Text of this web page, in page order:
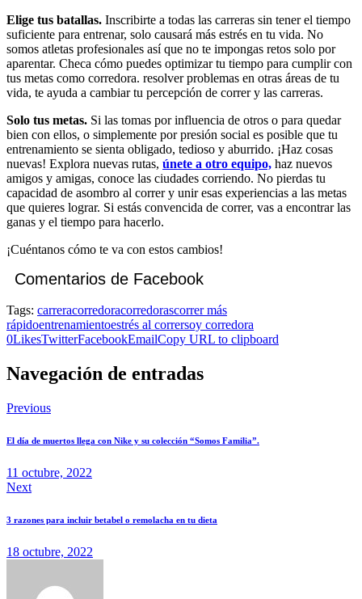
Elige tus batallas. Inscribirte a todas las carreras sin tener el tiempo
suficiente para entrenar, solo causará más estrés en tu vida. No
somos atletas profesionales así que no te impongas retos solo por
aparentar. Checa cómo puedes optimizar tu tiempo para cumplir con
tus metas como corredora. resolver problemas en otras áreas de tu
vida, te ayuda a cambiar tu percepción de correr y las carreras.
Solo tus metas. Si las tomas por influencia de otros o para quedar
bien con ellos, o simplemente por presión social es posible que tu
entrenamiento se sienta obligado, tedioso y aburrido. ¡Haz cosas
nuevas! Explora nuevas rutas, únete a otro equipo, haz nuevos
amigos y amigas, conoce las ciudades corriendo. No pierdas tu
capacidad de asombro al correr y unir esas experiencias a las metas
que quieres lograr. Si estás convencida de correr, vas a encontrar las
ganas y el tiempo para hacerlo.
¡Cuéntanos cómo te va con estos cambios!
Comentarios de Facebook
Tags: carreracorredoracorredorascorrer más
rápidoentrenamientoestrés al corrersoy corredora
0LikesTwitterFacebookEmailCopy URL to clipboard
Navegación de entradas
Previous
El día de muertos llega con Nike y su colección “Somos Familia”.
11 octubre, 2022
Next
3 razones para incluir betabel o remolacha en tu dieta
18 octubre, 2022